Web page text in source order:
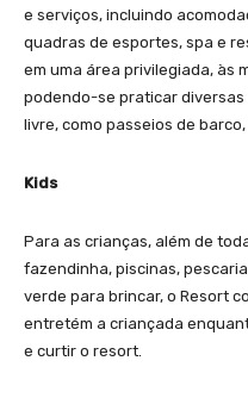
e serviços, incluindo
quadras de esportes, spa e
em uma área privilegiada, às
podendo-se praticar
livre, como passeios de
Kids
Para as crianças, além de
fazendinha, piscinas,
verde para brincar, o Resort
entretém a criançada
e curtir o resort.